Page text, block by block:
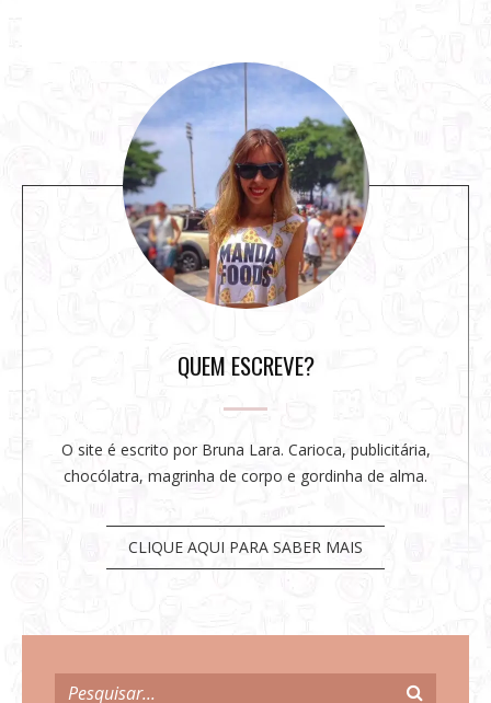
s
QUEM ESCREVE?
O site é escrito por Bruna Lara. Carioca, publicitária,
chocólatra, magrinha de corpo e gordinha de alma.
CLIQUE AQUI PARA SABER MAIS